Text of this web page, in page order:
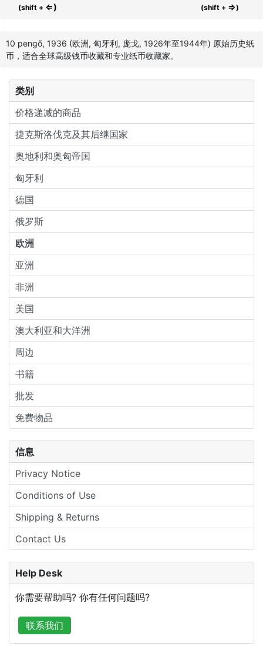
类别
价格递减的商品
捷克斯洛伐克及其后继国家
奥地利和奥匈帝国
匈牙利
德国
俄罗斯
欧洲
亚洲
非洲
美国
澳大利亚和大洋洲
周边
书籍
批发
免费物品
信息
Privacy Notice
Conditions of Use
Shipping & Returns
Contact Us
(shift + ⇐)
(shift + ⇒)
10 pengő, 1936 (欧洲, 匈牙利, 庞戈, 1926年至1944年) 原始历史纸
币，适合全球高级钱币收藏和专业纸币收藏家。
Help Desk
你需要帮助吗? 你有任何问题吗?
联系我们